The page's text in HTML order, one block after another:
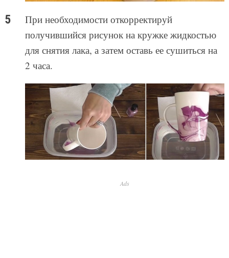
При необходимости откорректируй
получившийся рисунок на кружке жидкостью
для снятия лака, а затем оставь ее сушиться на
2 часа.
Ads